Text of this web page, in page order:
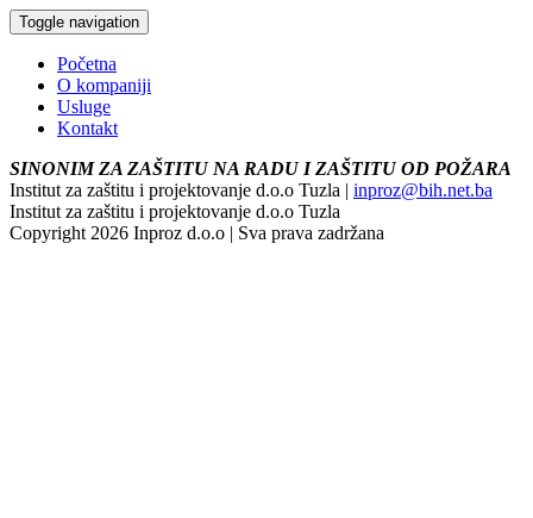
Toggle navigation
Početna
O kompaniji
Usluge
Kontakt
SINONIM ZA ZAŠTITU NA RADU I ZAŠTITU OD POŽARA
Institut za zaštitu i projektovanje d.o.o Tuzla | inproz@bih.net.ba
Institut za zaštitu i projektovanje d.o.o Tuzla
Copyright 2026 Inproz d.o.o | Sva prava zadržana